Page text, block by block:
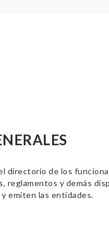
directorio de los
reglamentos y demás
emiten las entidades.